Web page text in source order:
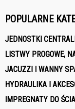
POPULARNE
JEDNOSTKI
LISTWY PROGOWE,
JACUZZI I WANNY
HYDRAULIKA I
IMPREGNATY DO